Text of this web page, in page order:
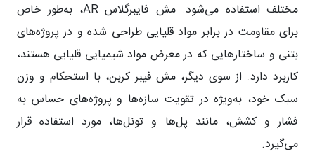
مختلف استفاده می‌شود. مش فایبرگلاس AR، به‌طور خاص
برای مقاومت در برابر مواد قلیایی طراحی شده و در پروژه‌های
بتنی و ساختارهایی که در معرض مواد شیمیایی قلیایی هستند،
کاربرد دارد. از سوی دیگر، مش فیبر کربن، با استحکام و وزن
سبک خود، به‌ویژه در تقویت سازه‌ها و پروژه‌های حساس به
فشار و کشش، مانند پل‌ها و تونل‌ها، مورد استفاده قرار
می‌گیرد.